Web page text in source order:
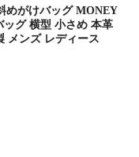
めがけバッグ MONEY
ッグ 横型 小さめ 本革
メンズ レディース